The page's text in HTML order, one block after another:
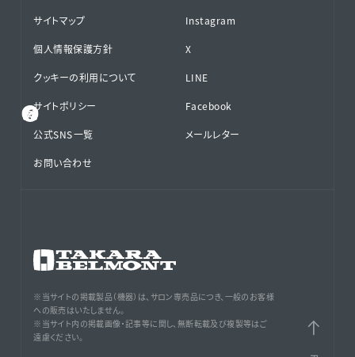
サイトマップ
個人情報保護方針
クッキーの利用について
サイトポリシー
公式SNS⁨⁩一覧
お問い合わせ
Instagram
X
LINE
Facebook
メールレター
※当サイトの掲載製品（機器）は、サロン専売品につき、一般のお客様
への販売はいたしません。
※当サイト内の掲載画像・記事等に関し、無断転載及び複製等はご
遠慮ください。